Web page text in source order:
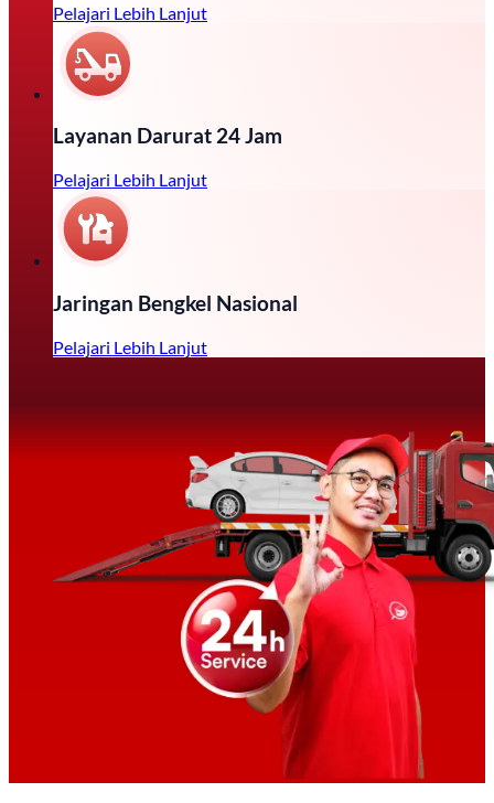
Pelajari Lebih Lanjut
Layanan Darurat 24 Jam
Pelajari Lebih Lanjut
Jaringan Bengkel Nasional
Pelajari Lebih Lanjut